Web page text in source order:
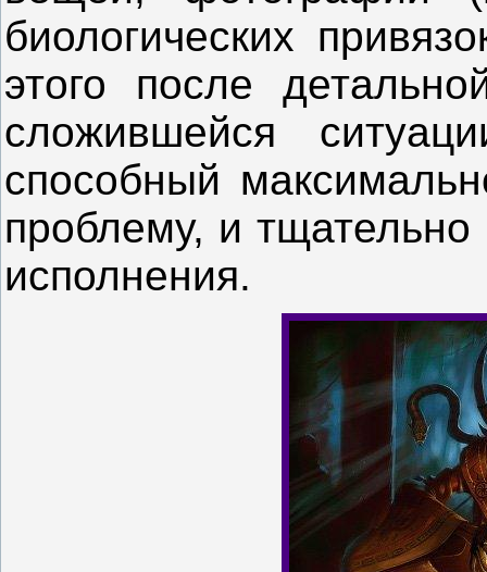
биологических
этого после
сложившейся
способный
проблему, и
исполнения.